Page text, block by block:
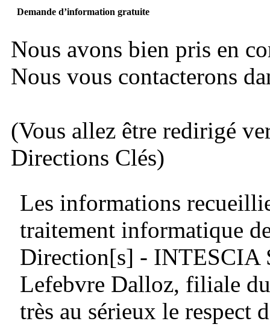
Demande d’information gratuite
Nous avons bien pris en
Nous vous contacterons
(Vous allez être redirigé
Directions Clés)
Les informations
traitement informatique
Direction[s] - INTESCIA
Lefebvre Dalloz, filiale
très au sérieux le respect